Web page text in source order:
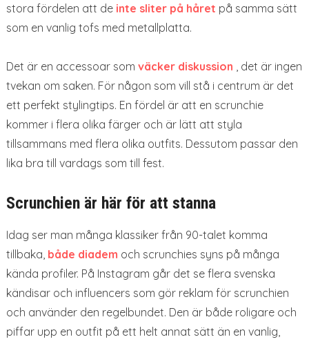
stora fördelen att de inte sliter på håret på samma sätt
som en vanlig tofs med metallplatta.
Det är en accessoar som väcker diskussion
, det är ingen
tvekan om saken. För någon som vill stå i centrum är det
ett perfekt stylingtips. En fördel är att en scrunchie
kommer i flera olika färger och är lätt att styla
tillsammans med flera olika outfits. Dessutom passar den
lika bra till vardags som till fest.
Scrunchien är här för att stanna
Idag ser man många klassiker från 90-talet komma
tillbaka, både diadem och scrunchies syns på många
kända profiler. På Instagram går det se flera svenska
kändisar och influencers som gör reklam för scrunchien
och använder den regelbundet. Den är både roligare och
piffar upp en outfit på ett helt annat sätt än en vanlig,